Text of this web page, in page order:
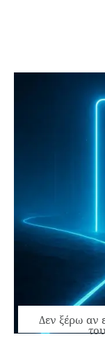
Δεν ξέρω αν